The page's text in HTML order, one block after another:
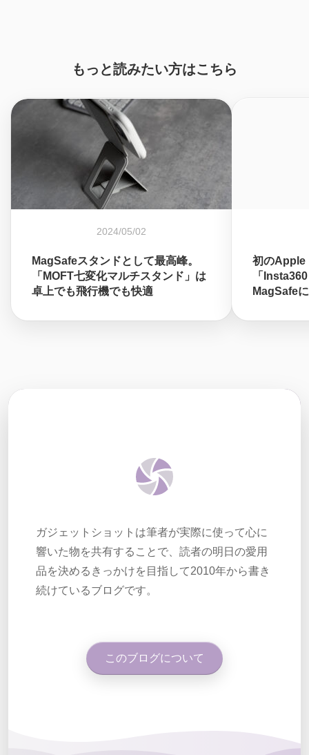
もっと読みたい方はこちら
2024/05/02
MagSafeスタンドとして最高峰。
「MOFT七変化マルチスタンド」は
卓上でも飛行機でも快適
初のApple
「
MagSafe
ガジェットショットは筆者が実際に使って心に
響いた物を共有することで、読者の明日の愛用
品を決めるきっかけを目指して2010年から書き
続けているブログです。
このブログについて